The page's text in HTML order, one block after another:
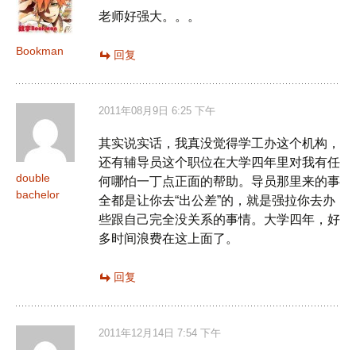
Bookman
老师好强大。。。
回复
double
bachelor
2011年08月9日 6:25 下午
其实说实话，我真没觉得学工办这个机构，
还有辅导员这个职位在大学四年里对我有任
何哪怕一丁点正面的帮助。导员那里来的事
全都是让你去“出公差”的，就是强拉你去办
些跟自己完全没关系的事情。大学四年，好
多时间浪费在这上面了。
回复
2011年12月14日 7:54 下午